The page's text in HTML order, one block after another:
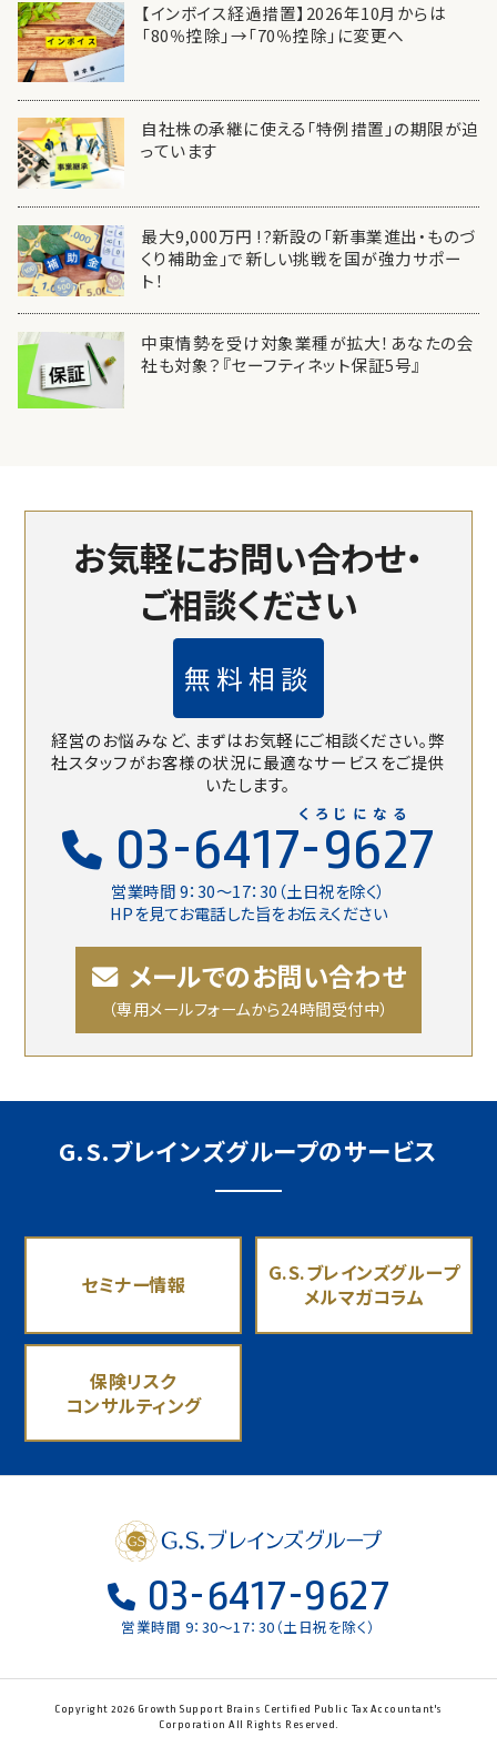
【インボイス経過措置】2026年10月からは
「80％控除」→「70％控除」に変更へ
自社株の承継に使える「特例措置」の期限が迫
っています
最大9,000万円 !?新設の「新事業進出・ものづ
くり補助金」で新しい挑戦を国が強力サポー
ト！
中東情勢を受け対象業種が拡大！あなたの会
社も対象？『セーフティネット保証5号』
お気軽にお問い合わせ・
ご相談ください
無料相談
経営のお悩みなど、まずはお気軽にご相談ください。弊
社スタッフがお客様の状況に最適なサービスをご提供
いたします。
03-6417-9627
営業時間 9：30〜17：30（土日祝を除く）
HPを見てお電話した旨をお伝えください
くろじになる
メールでのお問い合わせ
（専用メールフォームから24時間受付中）
G.S.ブレインズグループのサービス
セミナー情報
G.S.ブレインズグループ
メルマガコラム
保険リスク
コンサルティング
03-6417-9627
営業時間 9：30〜17：30（土日祝を除く）
Copyright 2026 Growth Support Brains Certified Public Tax Accountant's
Corporation All Rights Reserved.